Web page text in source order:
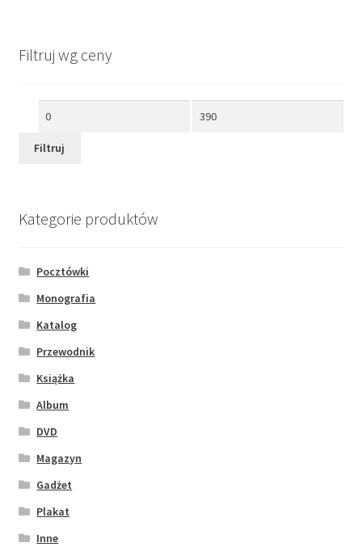
Filtruj wg ceny
Cena
Cena
Filtruj
Kategorie produktów
Pocztówki
Monografia
Katalog
Przewodnik
Książka
Album
DVD
Magazyn
Gadżet
Plakat
Inne